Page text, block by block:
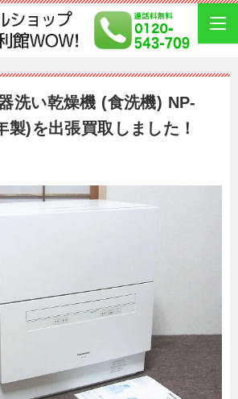
洗い乾燥機 (食洗機) NP-
製)を出張買取しました！